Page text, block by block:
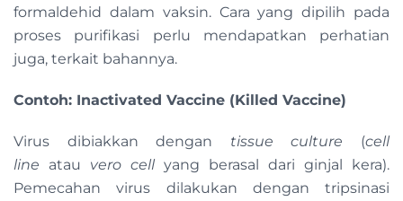
formaldehid dalam vaksin. Cara yang dipilih pada
proses purifikasi perlu mendapatkan perhatian
juga, terkait bahannya.
Contoh: Inactivated Vaccine (Killed Vaccine)
Virus dibiakkan dengan tissue culture (cell
line atau vero cell yang berasal dari ginjal kera).
Pemecahan virus dilakukan dengan tripsinasi